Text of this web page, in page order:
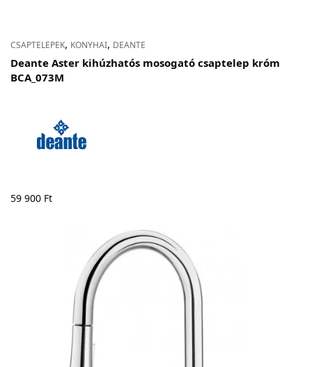
CSAPTELEPEK, KONYHAI, DEANTE
Deante Aster kihúzhatós mosogató csaptelep króm
BCA_073M
59 900 Ft